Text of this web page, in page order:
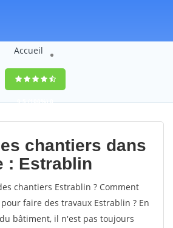
Accueil
9,5(100%)0
votes
chantiers dans
: Estrablin
chantiers Estrablin ? Comment
faire des travaux Estrablin ? En
bâtiment, il n'est pas toujours